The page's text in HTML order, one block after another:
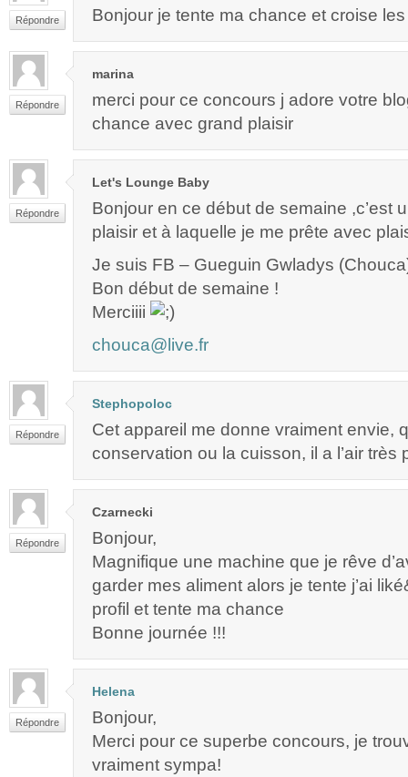
Répondre Bonjour je tente ma chance et croise
Répondre
marina
merci pour ce concours j adore votre
chance avec grand plaisir
Répondre
Let's Lounge Baby
Bonjour en ce début de semaine ,c’est
plaisir et à laquelle je me prête avec
Je suis FB – Gueguin Gwladys
Bon début de semaine !
Merciiii
chouca@live.fr
Répondre
Stephopoloc
Cet appareil me donne vraiment envie,
conservation ou la cuisson, il a l’air très
Répondre
Czarnecki
Bonjour,
Magnifique une machine que je rêve
garder mes aliment alors je tente j’ai
profil et tente ma chance
Bonne journée !!!
Répondre
Helena
Bonjour,
Merci pour ce superbe concours, je
vraiment sympa!